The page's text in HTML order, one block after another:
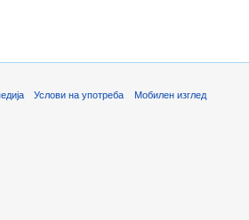
Услови на употреба Мобилен изглед